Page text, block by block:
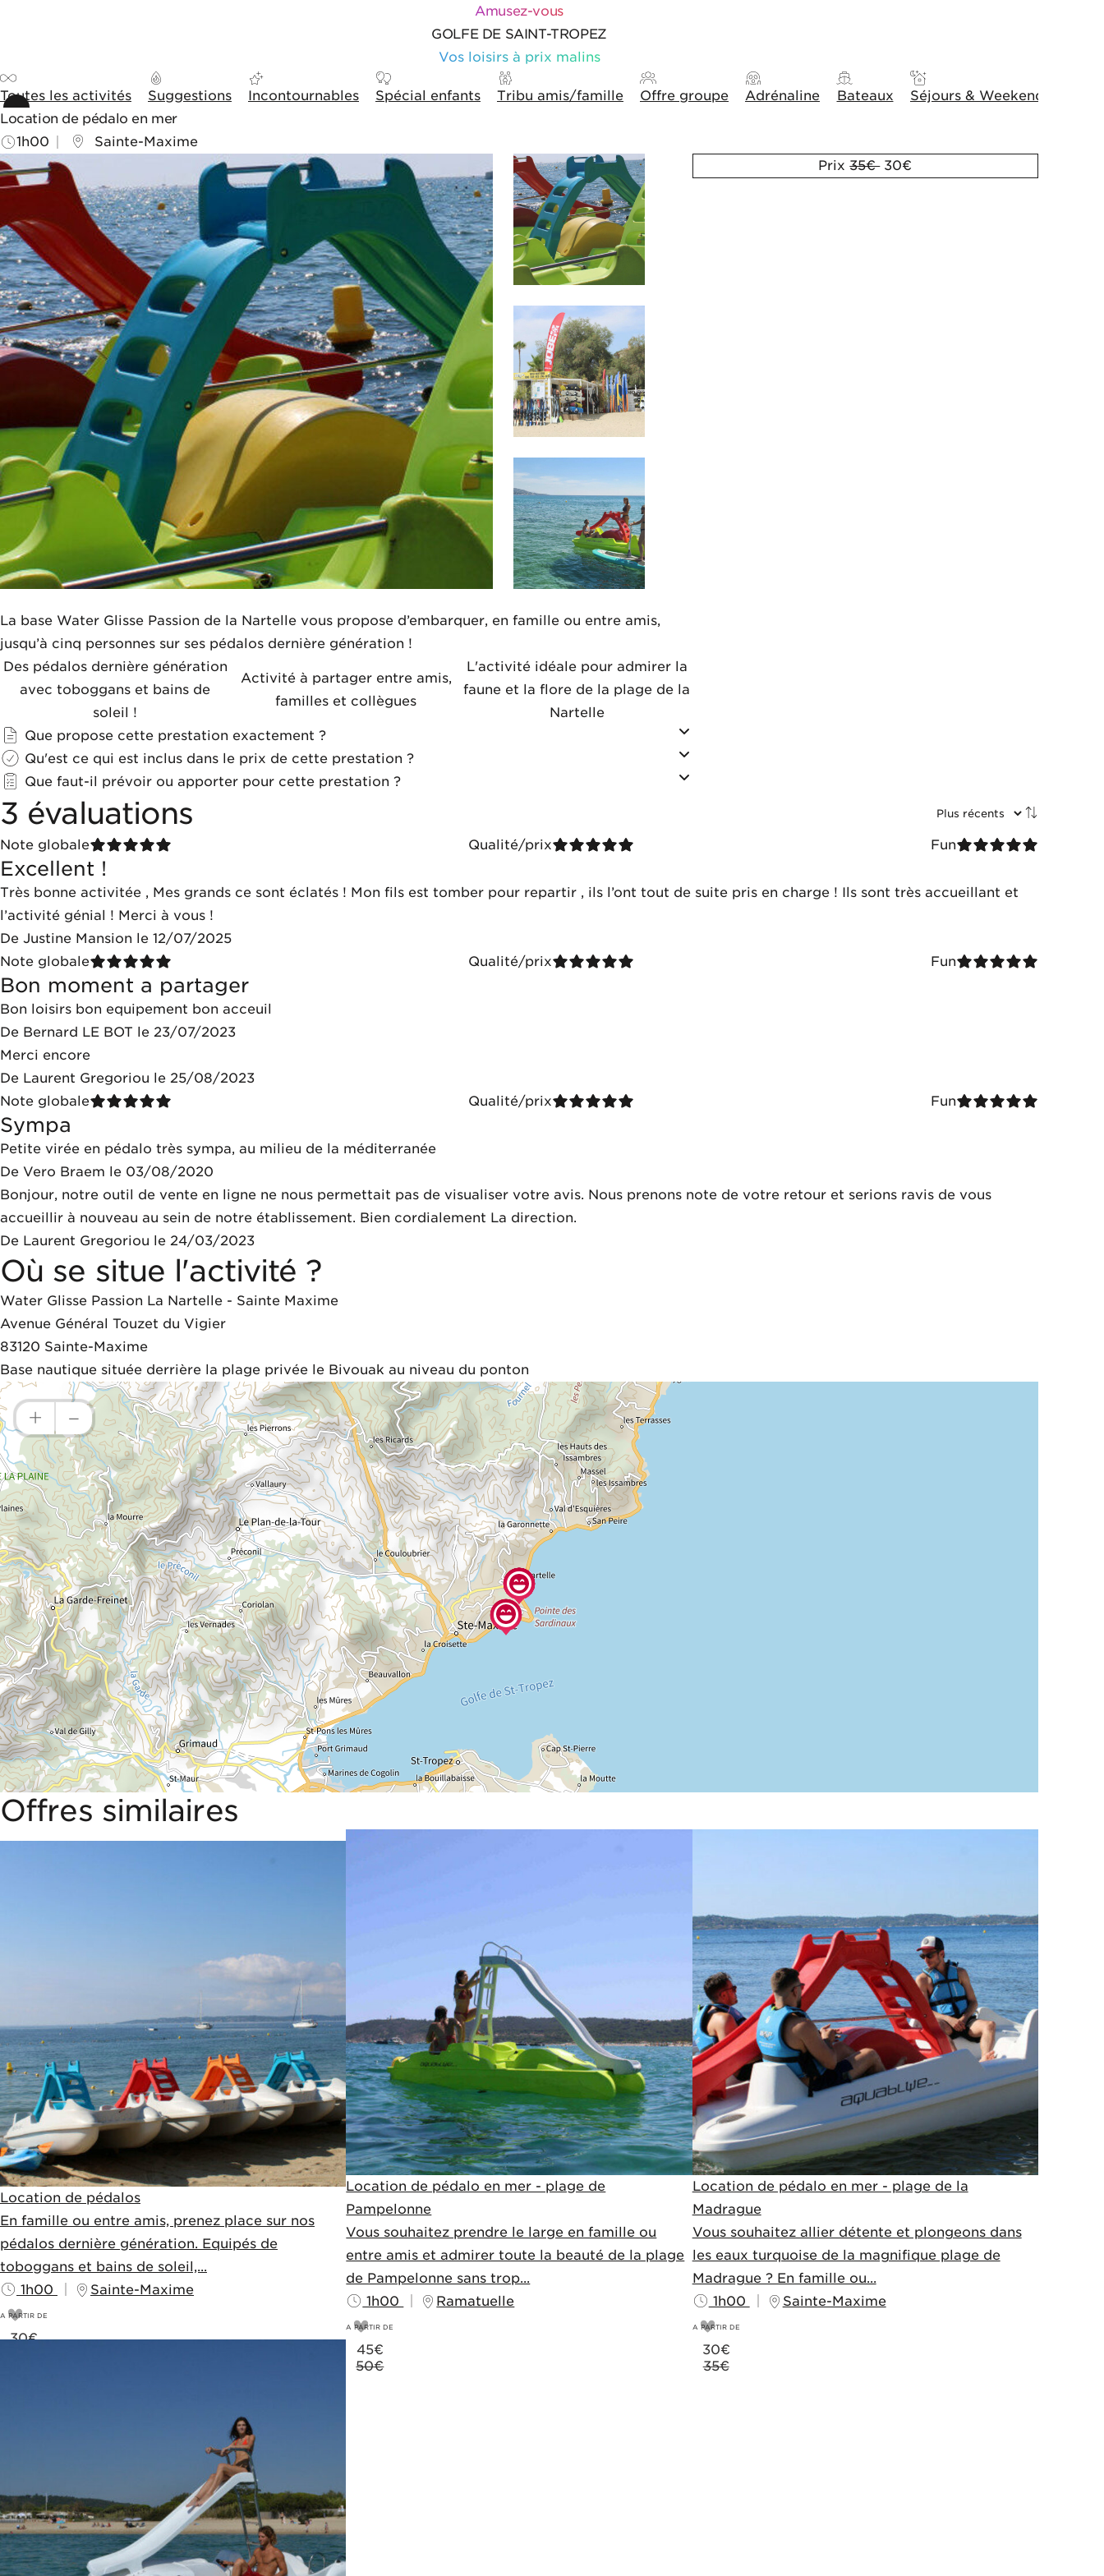
Amusez-vous
GOLFE DE SAINT-TROPEZ
Vos loisirs à prix malins
Toutes les activités Suggestions Incontournables Spécial enfants Tribu amis/famille Offre groupe Adrénaline Bateaux Séjours & Weekends
Location de pédalo en mer
1h00
Sainte-Maxime
La base Water Glisse Passion de la Nartelle vous propose d’embarquer, en famille ou entre amis,
jusqu’à cinq personnes sur ses pédalos dernière génération !
Des pédalos dernière génération
avec toboggans et bains de
soleil !
Activité à partager entre amis,
familles et collègues
L'activité idéale pour admirer la
faune et la flore de la plage de la
Nartelle
Que propose cette prestation exactement ?
Qu'est ce qui est inclus dans le prix de cette prestation ?
Que faut-il prévoir ou apporter pour cette prestation ?
Prix35€30€
3 évaluations
Note globale Qualité/prix Fun
Excellent !
Très bonne activitée , Mes grands ce sont éclatés ! Mon fils est tomber pour repartir , ils l’ont tout de suite pris en charge ! Ils sont très accueillant et
l’activité génial ! Merci à vous !
De Justine Mansion le 12/07/2025
Note globale
Qualité/prix Fun
Bon moment a partager
Bon loisirs bon equipement bon acceuil
De Bernard LE BOT le 23/07/2023
Merci encore
De Laurent Gregoriou le 25/08/2023
Note globale
Qualité/prix Fun
Sympa
Petite virée en pédalo très sympa, au milieu de la méditerranée
De Vero Braem le 03/08/2020
Bonjour, notre outil de vente en ligne ne nous permettait pas de visualiser votre avis. Nous prenons note de votre retour et serions ravis de vous
accueillir à nouveau au sein de notre établissement. Bien cordialement La direction.
De Laurent Gregoriou le 24/03/2023
Où se situe l'activité ?
Water Glisse Passion La Nartelle - Sainte Maxime
Avenue Général Touzet du Vigier
83120 Sainte-Maxime
Base nautique située derrière la plage privée le Bivouak au niveau du ponton
+ –
Offres similaires
Location de pédalos
En famille ou entre amis, prenez place sur nos
pédalos dernière génération. Equipés de
toboggans et bains de soleil,...
1h00
Sainte-Maxime
A PARTIR DE
30€
Location de pédalo en mer - plage de
Pampelonne
Vous souhaitez prendre le large en famille ou
entre amis et admirer toute la beauté de la plage
de Pampelonne sans trop...
1h00
Ramatuelle
A PARTIR DE
45€
50€
Location de pédalo en mer - plage de la
Madrague
Vous souhaitez allier détente et plongeons dans
les eaux turquoise de la magnifique plage de
Madrague ? En famille ou...
1h00
Sainte-Maxime
A PARTIR DE
30€
35€